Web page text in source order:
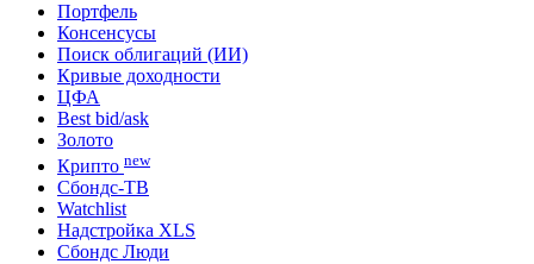
Портфель
Консенсусы
Поиск облигаций (ИИ)
Кривые доходности
ЦФА
Best bid/ask
Золото
Крипто new
Сбондс-ТВ
Watchlist
Надстройка XLS
Сбондс Люди